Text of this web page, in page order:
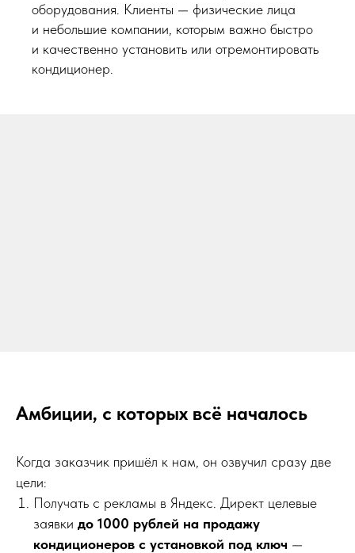
оборудования. Клиенты — физические лица
и небольшие компании, которым важно быстро
и качественно установить или отремонтировать
кондиционер.
Амбиции, с которых всё началось
Когда заказчик пришёл к нам, он озвучил сразу две
цели:
Получать с рекламы в Яндекс. Директ целевые
заявки до 1000 рублей на продажу
кондиционеров с установкой под ключ —